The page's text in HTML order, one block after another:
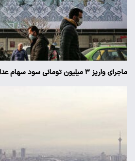
ماجرای واریز ۳ میلیون تومانی سود سهام عدالت چیست؟